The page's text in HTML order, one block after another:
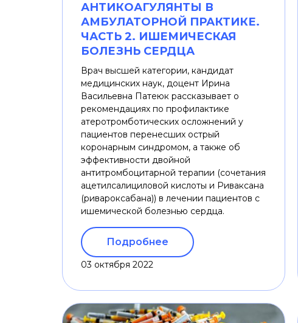
АНТИКОАГУЛЯНТЫ В
АМБУЛАТОРНОЙ ПРАКТИКЕ.
ЧАСТЬ 2. ИШЕМИЧЕСКАЯ
БОЛЕЗНЬ СЕРДЦА
Врач высшей категории, кандидат
медицинских наук, доцент Ирина
Васильевна Патеюк рассказывает о
рекомендациях по профилактике
атеротромботических осложнений у
пациентов перенесших острый
коронарным синдромом, а также об
эффективности двойной
антитромбоцитарной терапии (сочетания
ацетилсалициловой кислоты и Риваксана
(ривароксабана)) в лечении пациентов с
ишемической болезнью сердца.
Подробнее
03 октября 2022